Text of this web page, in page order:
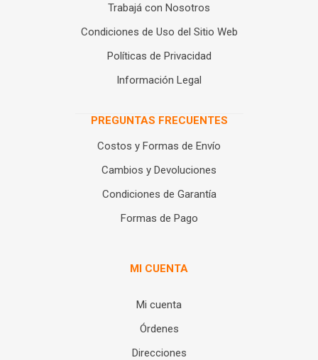
Trabajá con Nosotros
Condiciones de Uso del Sitio Web
Políticas de Privacidad
Información Legal
PREGUNTAS FRECUENTES
Costos y Formas de Envío
Cambios y Devoluciones
Condiciones de Garantía
Formas de Pago
MI CUENTA
Mi cuenta
Órdenes
Direcciones